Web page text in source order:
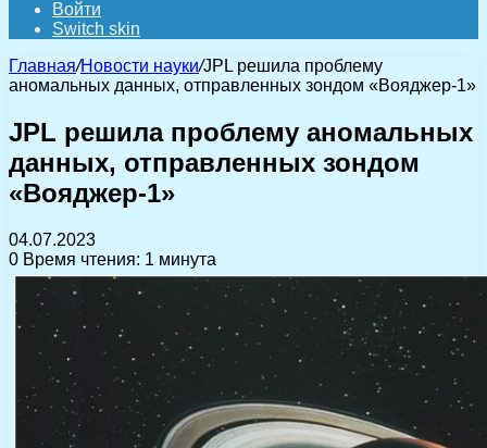
Войти
Switch skin
Главная/Новости науки/JPL решила проблему
аномальных данных, отправленных зондом «Вояджер-1»
JPL решила проблему аномальных
данных, отправленных зондом
«Вояджер-1»
04.07.2023
0 Время чтения: 1 минута